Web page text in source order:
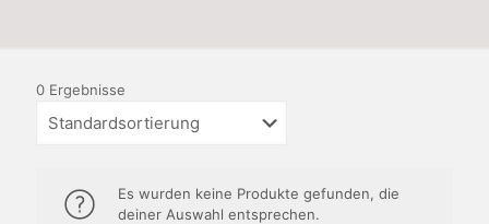
0 Ergebnisse
Es wurden keine Produkte gefunden, die
deiner Auswahl entsprechen.